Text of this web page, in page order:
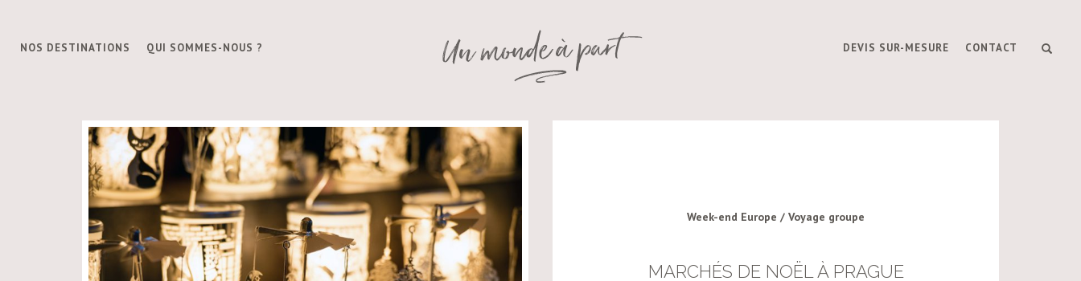
NOS DESTINATIONS QUI SOMMES-NOUS ? DEVIS SUR-MESURE CONTACT
Week-end Europe / Voyage groupe
MARCHÉS DE NOËL À PRAGUE